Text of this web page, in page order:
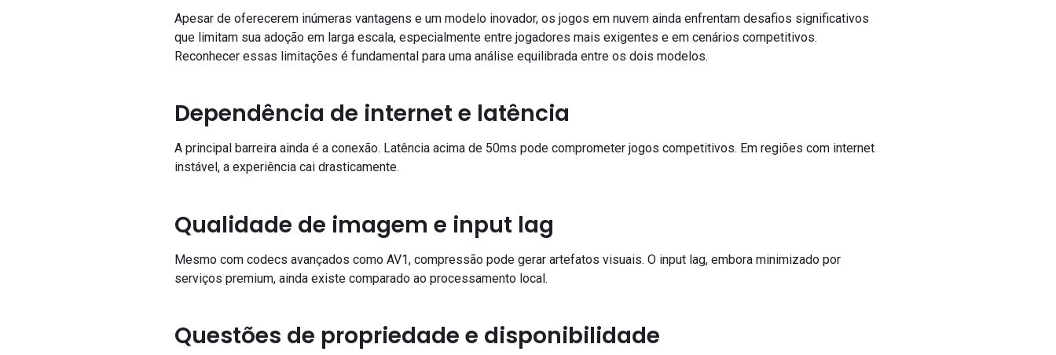
Apesar de oferecerem inúmeras vantagens e um modelo inovador, os jogos em nuvem ainda enfrentam desafios significativos
que limitam sua adoção em larga escala, especialmente entre jogadores mais exigentes e em cenários competitivos.
Reconhecer essas limitações é fundamental para uma análise equilibrada entre os dois modelos.
Dependência de internet e latência
A principal barreira ainda é a conexão. Latência acima de 50ms pode comprometer jogos competitivos. Em regiões com internet
instável, a experiência cai drasticamente.
Qualidade de imagem e input lag
Mesmo com codecs avançados como AV1, compressão pode gerar artefatos visuais. O input lag, embora minimizado por
serviços premium, ainda existe comparado ao processamento local.
Questões de propriedade e disponibilidade